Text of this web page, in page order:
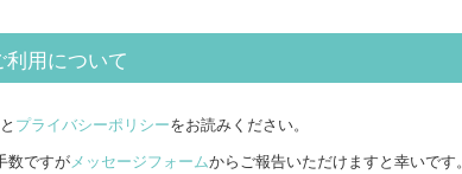
利用について
と プライバシーポリシーをお読みください。
数ですがメッセージフォームからご報告いただけますと幸いです。